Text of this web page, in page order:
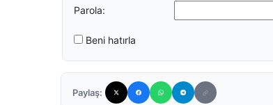
Parola:
Beni hatırla
Paylaş: